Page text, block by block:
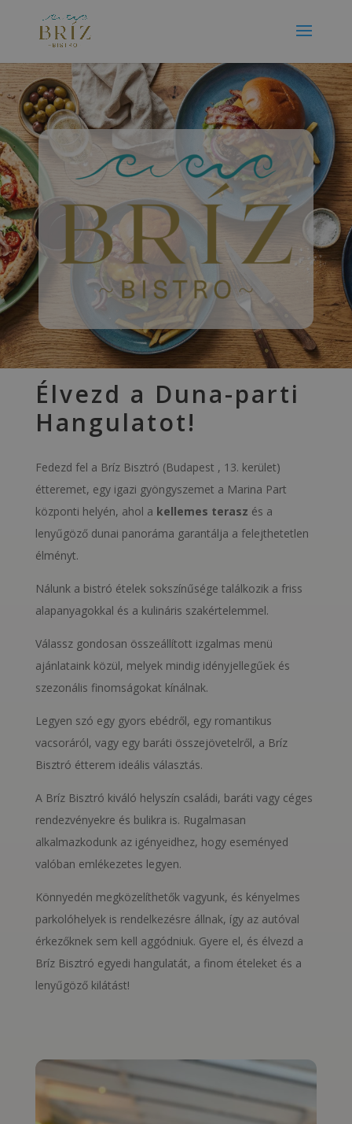
Élvezd a Duna-parti
Hangulatot!
Fedezd fel a Bríz Bisztró (Budapest , 13. kerület)
étteremet, egy igazi gyöngyszemet a Marina Part
központi helyén, ahol a kellemes terasz és a
lenyűgöző dunai panoráma garantálja a felejthetetlen
élményt.
Nálunk a bistró ételek sokszínűsége találkozik a friss
alapanyagokkal és a kulináris szakértelemmel.
Válassz gondosan összeállított izgalmas menü
ajánlataink közül, melyek mindig idényjellegűek és
szezonális finomságokat kínálnak.
Legyen szó egy gyors ebédről, egy romantikus
vacsoráról, vagy egy baráti összejövetelről, a Bríz
Bisztró étterem ideális választás.
A Bríz Bisztró kiváló helyszín családi, baráti vagy céges
rendezvényekre és bulikra is. Rugalmasan
alkalmazkodunk az igényeidhez, hogy eseményed
valóban emlékezetes legyen.
Könnyedén megközelíthetők vagyunk, és kényelmes
parkolóhelyek is rendelkezésre állnak, így az autóval
érkezőknek sem kell aggódniuk. Gyere el, és élvezd a
Bríz Bisztró egyedi hangulatát, a finom ételeket és a
lenyűgöző kilátást!